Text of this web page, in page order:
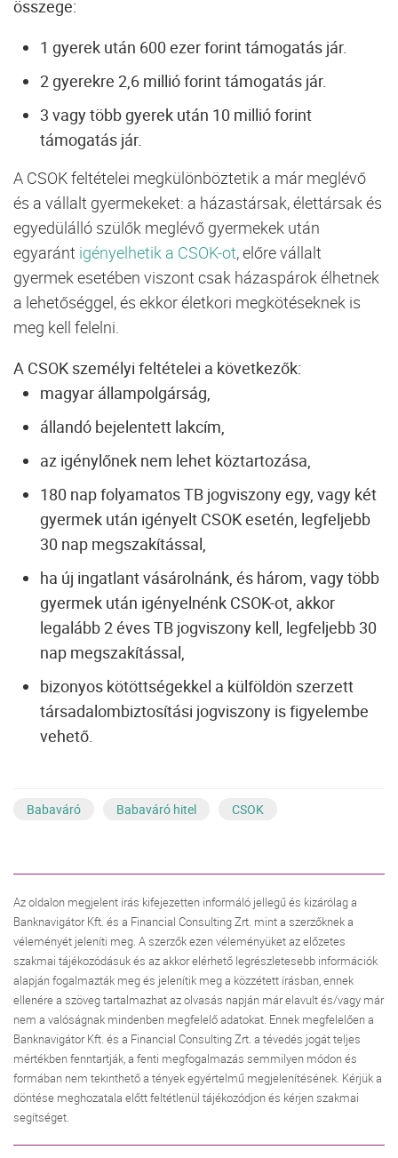
összege:
1 gyerek után 600 ezer forint támogatás jár.
2 gyerekre 2,6 millió forint támogatás jár.
3 vagy több gyerek után 10 millió forint
támogatás jár.
A CSOK feltételei megkülönböztetik a már meglévő
és a vállalt gyermekeket: a házastársak, élettársak és
egyedülálló szülők meglévő gyermekek után
egyaránt igényelhetik a CSOK-ot, előre vállalt
gyermek esetében viszont csak házaspárok élhetnek
a lehetőséggel, és ekkor életkori megkötéseknek is
meg kell felelni.
A CSOK személyi feltételei a következők:
magyar állampolgárság,
állandó bejelentett lakcím,
az igénylőnek nem lehet köztartozása,
180 nap folyamatos TB jogviszony egy, vagy két
gyermek után igényelt CSOK esetén, legfeljebb
30 nap megszakítással,
ha új ingatlant vásárolnánk, és három, vagy több
gyermek után igényelnénk CSOK-ot, akkor
legalább 2 éves TB jogviszony kell, legfeljebb 30
nap megszakítással,
bizonyos kötöttségekkel a külföldön szerzett
társadalombiztosítási jogviszony is figyelembe
vehető.
Babaváró Babaváró hitel CSOK
Az oldalon megjelent írás kifejezetten informáló jellegű és kizárólag a
Banknavigátor Kft. és a Financial Consulting Zrt. mint a szerzőknek a
véleményét jeleníti meg. A szerzők ezen véleményüket az előzetes
szakmai tájékozódásuk és az akkor elérhető legrészletesebb információk
alapján fogalmazták meg és jelenítik meg a közzétett írásban, ennek
ellenére a szöveg tartalmazhat az olvasás napján már elavult és/vagy már
nem a valóságnak mindenben megfelelő adatokat. Ennek megfelelően a
Banknavigátor Kft. és a Financial Consulting Zrt. a tévedés jogát teljes
mértékben fenntartják, a fenti megfogalmazás semmilyen módon és
formában nem tekinthető a tények egyértelmű megjelenítésének. Kérjük a
döntése meghozatala előtt feltétlenül tájékozódjon és kérjen szakmai
segítséget.